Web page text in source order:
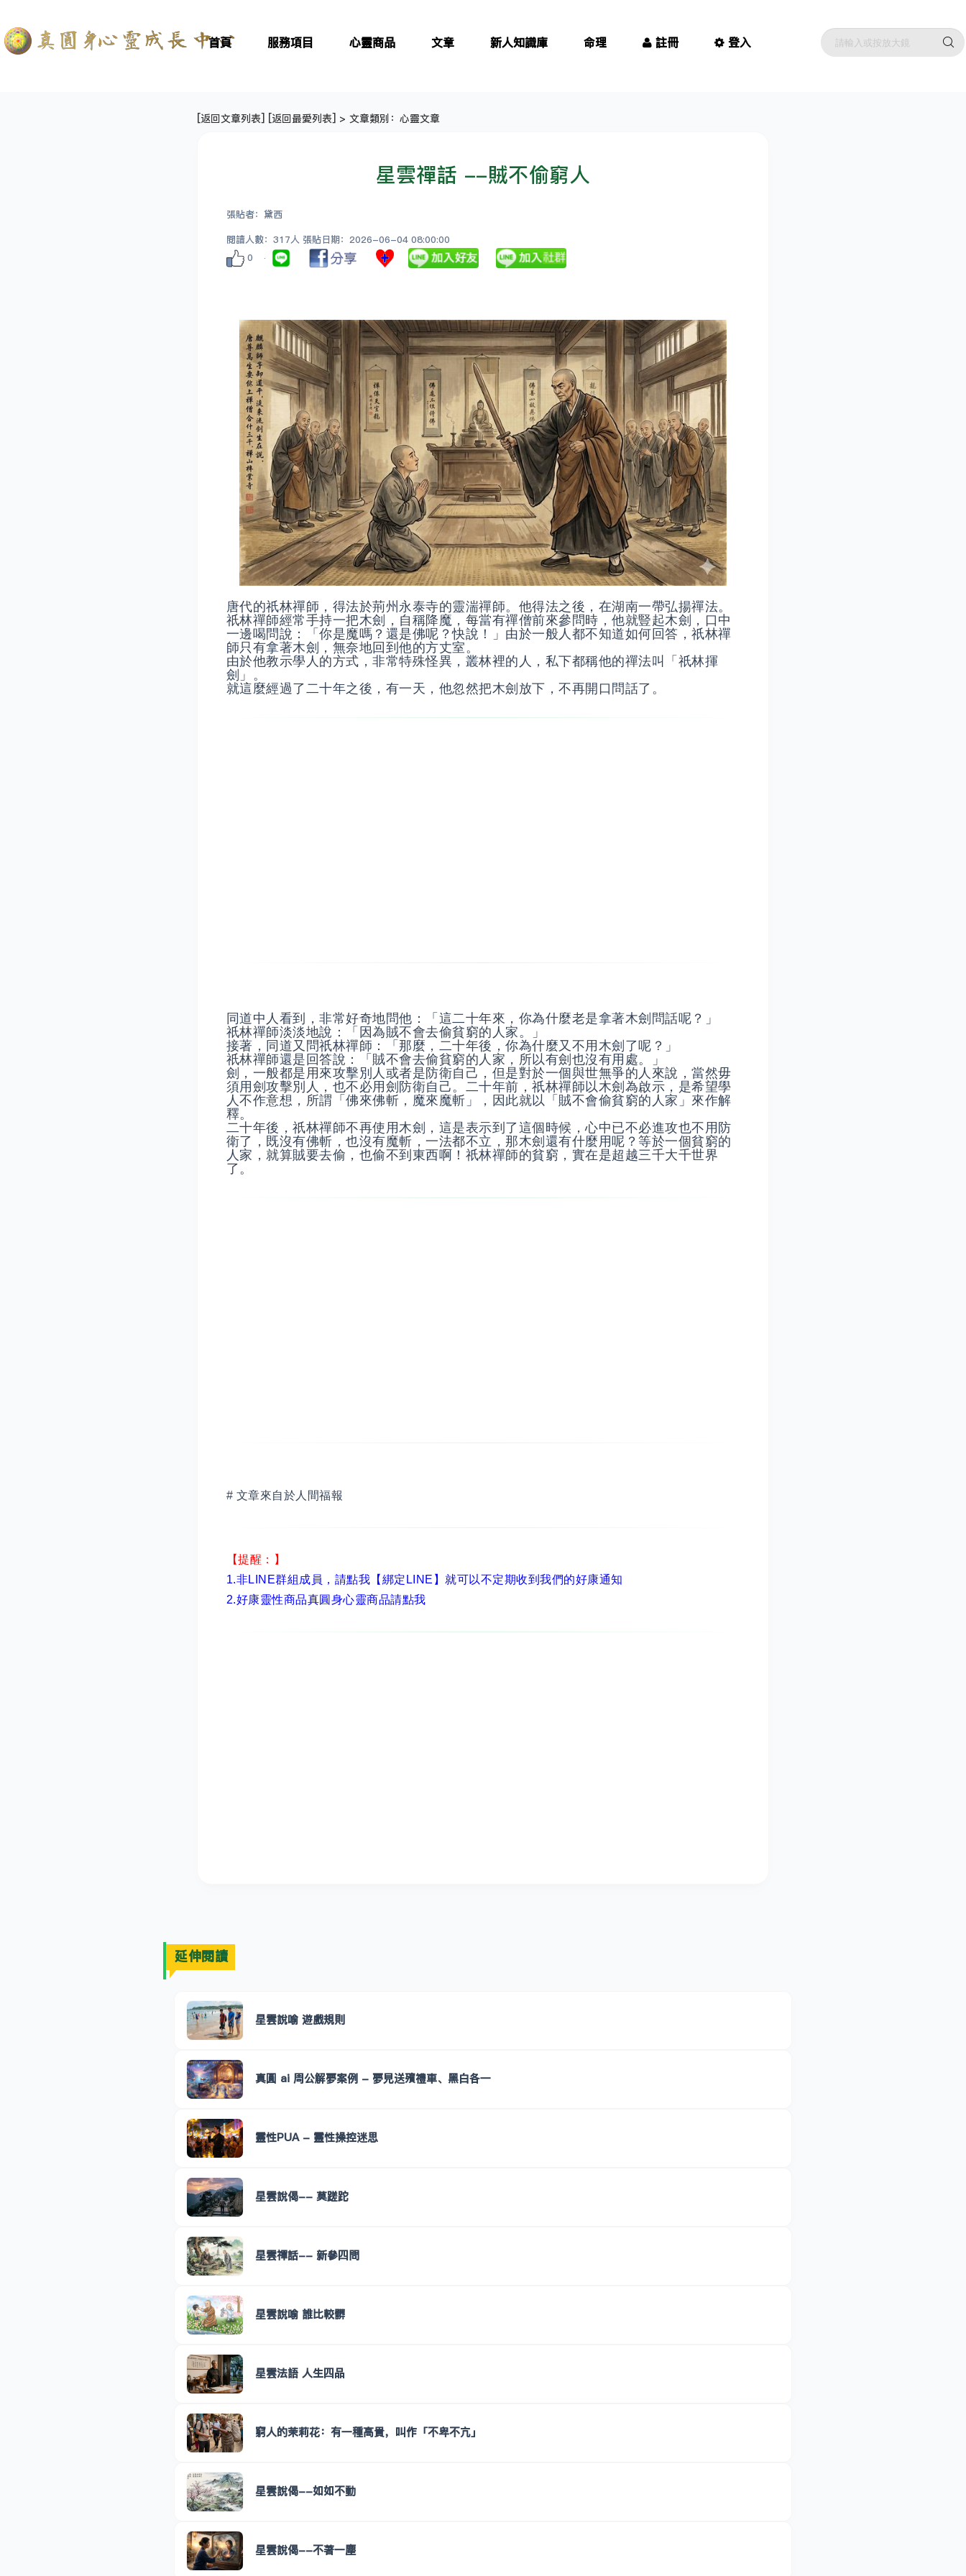
首頁 服務項目 心靈商品 文章 新人知識庫 命理 註冊 登入
[返回文章列表] [返回最愛列表] > 文章類別：心靈文章
星雲禪話 --賊不偷窮人
張貼者：黛西
閱讀人數：317人 張貼日期：2026-06-04 08:00:00
0
唐代的祇林禪師，得法於荊州永泰寺的靈湍禪師。他得法之後，在湖南一帶弘揚禪法。
祇林禪師經常手持一把木劍，自稱降魔，每當有禪僧前來參問時，他就豎起木劍，口中
一邊喝問說：「你是魔嗎？還是佛呢？快說！」由於一般人都不知道如何回答，祇林禪
師只有拿著木劍，無奈地回到他的方丈室。
由於他教示學人的方式，非常特殊怪異，叢林裡的人，私下都稱他的禪法叫「祇林揮
劍」。
就這麼經過了二十年之後，有一天，他忽然把木劍放下，不再開口問話了。
同道中人看到，非常好奇地問他：「這二十年來，你為什麼老是拿著木劍問話呢？」
祇林禪師淡淡地說：「因為賊不會去偷貧窮的人家。」
接著，同道又問祇林禪師：「那麼，二十年後，你為什麼又不用木劍了呢？」
祇林禪師還是回答說：「賊不會去偷貧窮的人家，所以有劍也沒有用處。」
劍，一般都是用來攻擊別人或者是防衛自己，但是對於一個與世無爭的人來說，當然毋
須用劍攻擊別人，也不必用劍防衛自己。二十年前，祇林禪師以木劍為啟示，是希望學
人不作意想，所謂「佛來佛斬，魔來魔斬」，因此就以「賊不會偷貧窮的人家」來作解
釋。
二十年後，祇林禪師不再使用木劍，這是表示到了這個時候，心中已不必進攻也不用防
衛了，既沒有佛斬，也沒有魔斬，一法都不立，那木劍還有什麼用呢？等於一個貧窮的
人家，就算賊要去偷，也偷不到東西啊！祇林禪師的貧窮，實在是超越三千大千世界
了。
# 文章來自於人間福報
【提醒：】
1.非LINE群組成員， 請點我【綁定LINE】 就可以不定期收到我們的好康通知
2.好康靈性商品真圓身心靈商品請點我
延伸閱讀
星雲說喻 遊戲規則
真圓 ai 周公解夢案例 - 夢見送殯禮車、黑白各一
靈性PUA - 靈性操控迷思
星雲說偈-- 莫蹉跎
星雲禪話-- 新參四問
星雲說喻 誰比較髒
星雲法語 人生四品
窮人的茉莉花：有一種高貴，叫作「不卑不亢」
星雲說偈--如如不動
星雲說偈--不著一塵